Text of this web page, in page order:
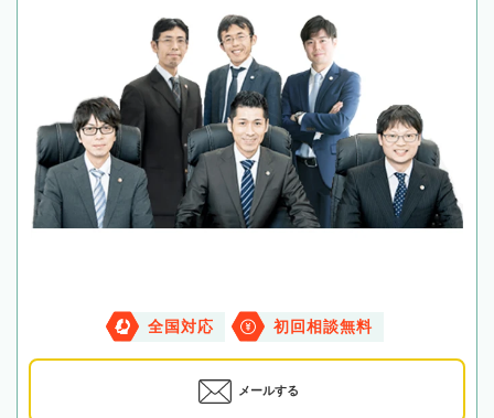
全国対応 初回相談無料
メールする